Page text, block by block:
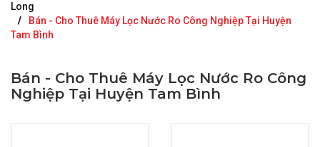
Long
Bán - Cho Thuê Máy Lọc Nước Ro Công Nghiệp Tại Huyện
Tam Bình
Bán - Cho Thuê Máy Lọc Nước Ro Công
Nghiệp Tại Huyện Tam Bình